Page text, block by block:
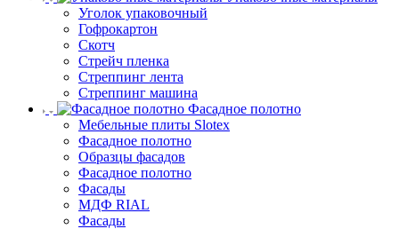
Уголок упаковочный
Гофрокартон
Скотч
Стрейч пленка
Стреппинг лента
Стреппинг машина
Фасадное полотно
Мебельные плиты Slotex
Фасадное полотно
Образцы фасадов
Фасадное полотно
Фасады
МДФ RIAL
Фасады